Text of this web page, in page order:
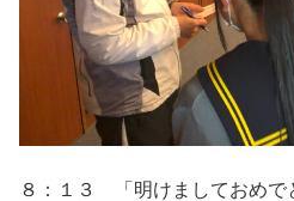
８：１３ 「明けましておめで